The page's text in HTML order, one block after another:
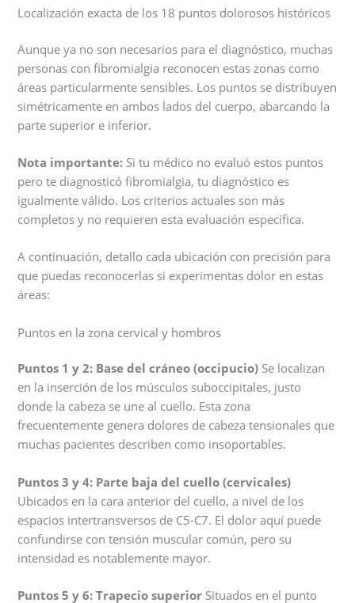
Localización exacta de los 18 puntos dolorosos históricos
Aunque ya no son necesarios para el diagnóstico, muchas
personas con fibromialgia reconocen estas zonas como
áreas particularmente sensibles. Los puntos se distribuyen
simétricamente en ambos lados del cuerpo, abarcando la
parte superior e inferior.
Nota importante: Si tu médico no evaluó estos puntos
pero te diagnosticó fibromialgia, tu diagnóstico es
igualmente válido. Los criterios actuales son más
completos y no requieren esta evaluación específica.
A continuación, detallo cada ubicación con precisión para
que puedas reconocerlas si experimentas dolor en estas
áreas:
Puntos en la zona cervical y hombros
Puntos 1 y 2: Base del cráneo (occipucio) Se localizan
en la inserción de los músculos suboccipitales, justo
donde la cabeza se une al cuello. Esta zona
frecuentemente genera dolores de cabeza tensionales que
muchas pacientes describen como insoportables.
Puntos 3 y 4: Parte baja del cuello (cervicales)
Ubicados en la cara anterior del cuello, a nivel de los
espacios intertransversos de C5-C7. El dolor aquí puede
confundirse con tensión muscular común, pero su
intensidad es notablemente mayor.
Puntos 5 y 6: Trapecio superior Situados en el punto